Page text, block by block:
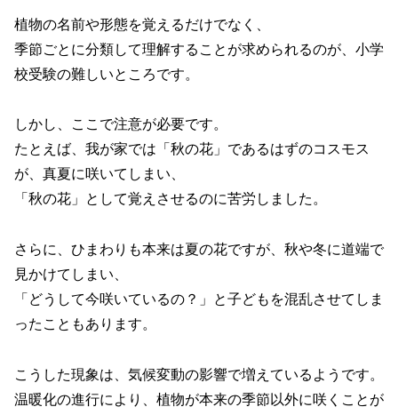
植物の名前や形態を覚えるだけでなく、
季節ごとに分類して理解することが求められるのが、小学
校受験の難しいところです。
しかし、ここで注意が必要です。
たとえば、我が家では「秋の花」であるはずのコスモス
が、真夏に咲いてしまい、
「秋の花」として覚えさせるのに苦労しました。
さらに、ひまわりも本来は夏の花ですが、秋や冬に道端で
見かけてしまい、
「どうして今咲いているの？」と子どもを混乱させてしま
ったこともあります。
こうした現象は、気候変動の影響で増えているようです。
温暖化の進行により、植物が本来の季節以外に咲くことが